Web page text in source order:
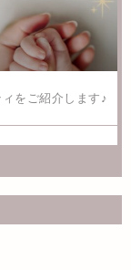
をご紹介します♪